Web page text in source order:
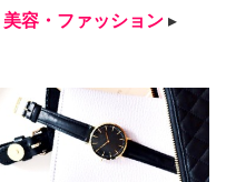
美容・ファッション ▸